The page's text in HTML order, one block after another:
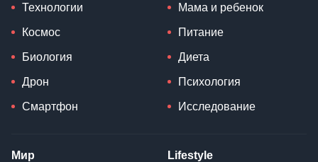
Технологии
Космос
Биология
Дрон
Смартфон
Мама и ребенок
Питание
Диета
Психология
Исследование
Мир Lifestyle